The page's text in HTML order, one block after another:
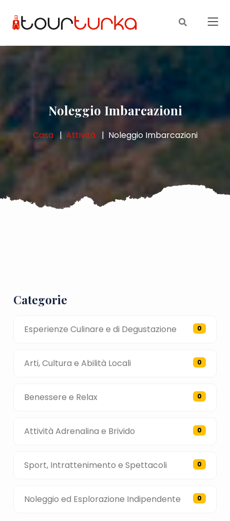
Noleggio Imbarcazioni
Casa Attività Noleggio Imbarcazioni
Categorie
Esperienze Culinare e di Degustazione 0
Arti, Cultura e Abilità Locali 0
Benessere e Relax 0
Attività Adrenalina e Brivido 0
Sport, Intrattenimento e Spettacoli 0
Noleggio ed Esplorazione Indipendente 0